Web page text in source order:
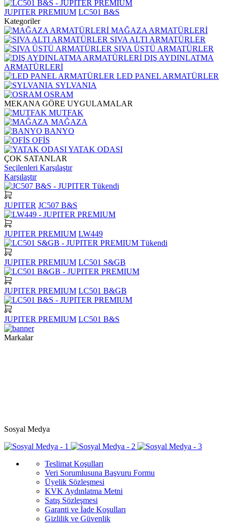
JUPITER PREMIUM LC501 B&S
Kategoriler
MAĞAZA ARMATÜRLERİ
SIVA ALTI ARMATÜRLER
SIVA ÜSTÜ ARMATÜRLER
DIŞ AYDINLATMA
ARMATÜRLERİ
LED PANEL ARMATÜRLER
SYLVANIA
OSRAM
MEKANA GÖRE UYGULAMALAR
MUTFAK
MAĞAZA
BANYO
OFİS
YATAK ODASI
ÇOK SATANLAR
Seçilenleri Karşılaştır
Karşılaştır
Tükendi
JUPITER JC507 B&S
JUPITER PREMIUM LW449
Tükendi
JUPITER PREMIUM LC501 S&GB
JUPITER PREMIUM LC501 B&GB
JUPITER PREMIUM LC501 B&S
Markalar
Sosyal Medya
Teslimat Koşulları
Veri Sorumlusuna Başvuru Formu
Üyelik Sözleşmesi
KVK Aydınlatma Metni
Satış Sözleşmesi
Garanti ve İade Koşulları
Gizlilik ve Güvenlik